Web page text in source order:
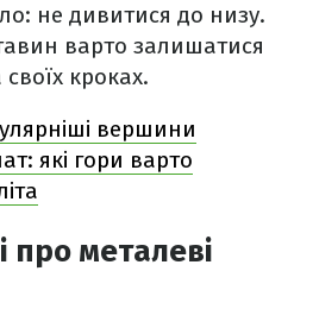
не дивитися до низу.
варто залишатися
кроках.
вершини
які гори варто
про металеві